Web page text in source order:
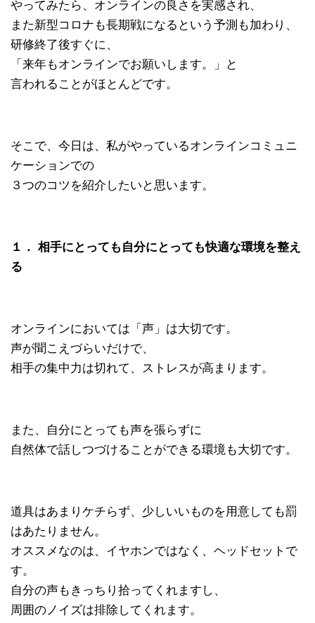
やってみたら、オンラインの良さを実感され、
また新型コロナも長期戦になるという予測も加わり、
研修終了後すぐに、
「来年もオンラインでお願いします。」と
言われることがほとんどです。
そこで、今日は、私がやっているオンラインコミュニ
ケーションでの
３つのコツを紹介したいと思います。
１． 相手にとっても自分にとっても快適な環境を整え
る
オンラインにおいては「声」は大切です。
声が聞こえづらいだけで、
相手の集中力は切れて、ストレスが高まります。
また、自分にとっても声を張らずに
自然体で話しつづけることができる環境も大切です。
道具はあまりケチらず、少しいいものを用意しても罰
はあたりません。
オススメなのは、イヤホンではなく、ヘッドセットで
す。
自分の声もきっちり拾ってくれますし、
周囲のノイズは排除してくれます。